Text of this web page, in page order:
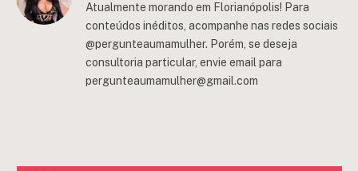
Atualmente morando em Florianópolis! Para
conteúdos inéditos, acompanhe nas redes sociais
@pergunteaumamulher. Porém, se deseja
consultoria particular, envie email para
pergunteaumamulher@gmail.com